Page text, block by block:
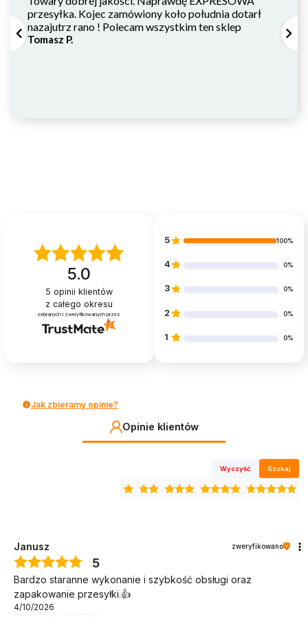
wymiary opakowania:
waga: 0,9 kg
przesyłka. Kojec zamówiony koło południa dotarł
nazajutrz rano ! Polecam wszystkim ten sklep
Tomasz P.
5.0
5 opinii klientów
z całego okresu
zebranych i zweryfikowanych przez
5 100%
4 0%
3 0%
2 0%
1 0%
Jak zbieramy opinie?
Opinie klientów
Wyczyść Szukaj
Janusz zweryfikowano
5
Bardzo staranne wykonanie i szybkość obsługi oraz
zapakowanie przesyłki.👍️
4/10/2026